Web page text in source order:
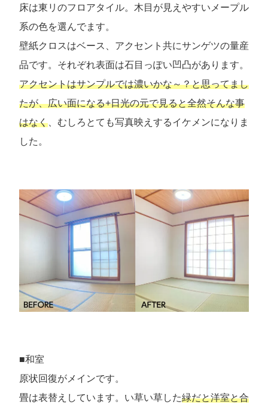
床は東リのフロアタイル。木目が見えやすいメープル
系の色を選んでます。
壁紙クロスはベース、アクセント共にサンゲツの量産
品です。それぞれ表面は石目っぽい凹凸があります。
アクセントはサンプルでは濃いかな～？と思ってまし
たが、広い面になる+日光の元で見ると全然そんな事
はなく 、むしろとても写真映えするイケメンになりま
した。
■和室
原状回復がメインです。
畳は表替えしています。い草い草した緑だと洋室と合